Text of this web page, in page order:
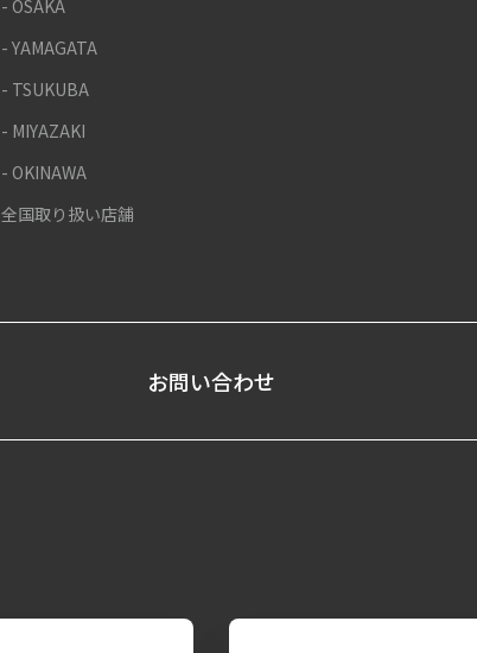
- OSAKA
- YAMAGATA
- TSUKUBA
- MIYAZAKI
- OKINAWA
全国取り扱い店舗
お問い合わせ